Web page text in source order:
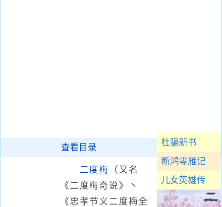
杜骗新书
断鸿零雁记
儿女英雄传
查看目录
二度梅
（又名
《二度梅奇说》丶
《忠孝节义二度梅全